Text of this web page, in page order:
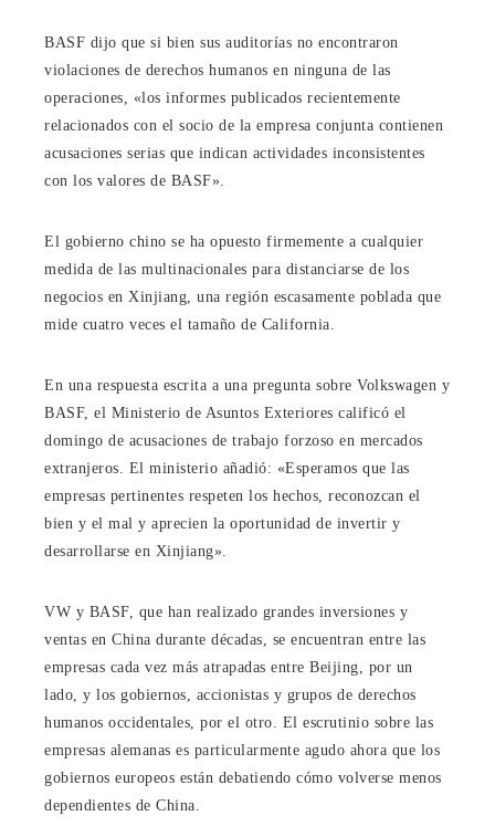
BASF dijo que si bien sus auditorías no encontraron
violaciones de derechos humanos en ninguna de las
operaciones, «los informes publicados recientemente
relacionados con el socio de la empresa conjunta contienen
acusaciones serias que indican actividades inconsistentes
con los valores de BASF».
El gobierno chino se ha opuesto firmemente a cualquier
medida de las multinacionales para distanciarse de los
negocios en Xinjiang, una región escasamente poblada que
mide cuatro veces el tamaño de California.
En una respuesta escrita a una pregunta sobre Volkswagen y
BASF, el Ministerio de Asuntos Exteriores calificó el
domingo de acusaciones de trabajo forzoso en mercados
extranjeros. El ministerio añadió: «Esperamos que las
empresas pertinentes respeten los hechos, reconozcan el
bien y el mal y aprecien la oportunidad de invertir y
desarrollarse en Xinjiang».
VW y BASF, que han realizado grandes inversiones y
ventas en China durante décadas, se encuentran entre las
empresas cada vez más atrapadas entre Beijing, por un
lado, y los gobiernos, accionistas y grupos de derechos
humanos occidentales, por el otro. El escrutinio sobre las
empresas alemanas es particularmente agudo ahora que los
gobiernos europeos están debatiendo cómo volverse menos
dependientes de China.